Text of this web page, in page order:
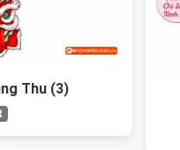
Thu (3)